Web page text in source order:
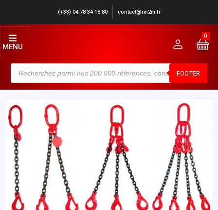
(+33) 04 78 34 18 80 contact@rm2m.fr
FOOTER
0
MENU